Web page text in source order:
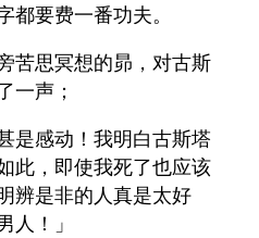
都要费一番功夫。
苦思冥想的昴，对古斯
一声；
是感动！我明白古斯塔
此，即使我死了也应该
辨是非的人真是太好
人！」